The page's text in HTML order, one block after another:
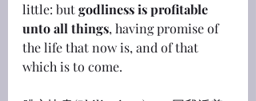
little: but godliness is profitable
unto all things, having promise of
the life that now is, and of that
which is to come.